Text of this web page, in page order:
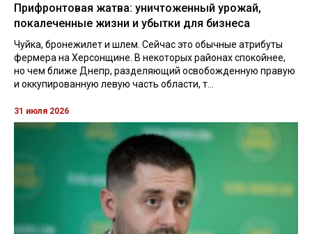
Прифронтовая жатва: уничтоженный урожай,
покалеченные жизни и убытки для бизнеса
Чуйка, бронежилет и шлем. Сейчас это обычные атрибуты
фермера на Херсонщине. В некоторых районах спокойнее,
но чем ближе Днепр, разделяющий освобожденную правую
и оккупированную левую часть области, т...
31 июля 2026